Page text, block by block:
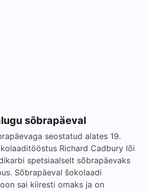
sõbrapäeval
seostatud alates 19.
Richard Cadbury lõi
spetsiaalselt sõbrapäevaks
Sõbrapäeval šokolaadi
sai kiiresti omaks ja on